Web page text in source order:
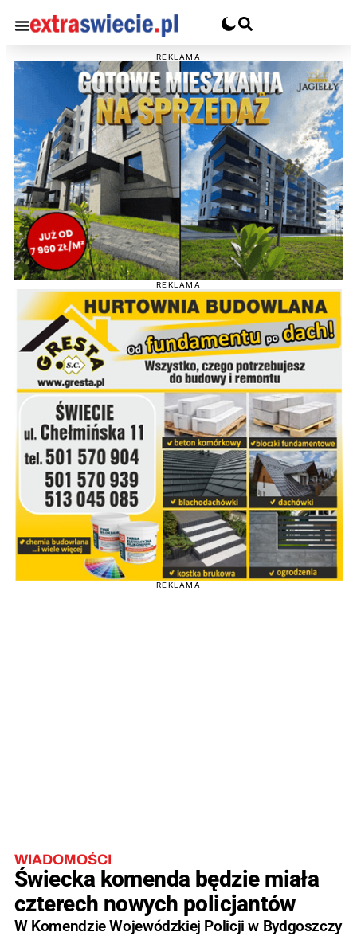
REKLAMA
REKLAMA
REKLAMA
WIADOMOŚCI
Świecka komenda będzie miała
czterech nowych policjantów
W Komendzie Wojewódzkiej Policji w Bydgoszczy